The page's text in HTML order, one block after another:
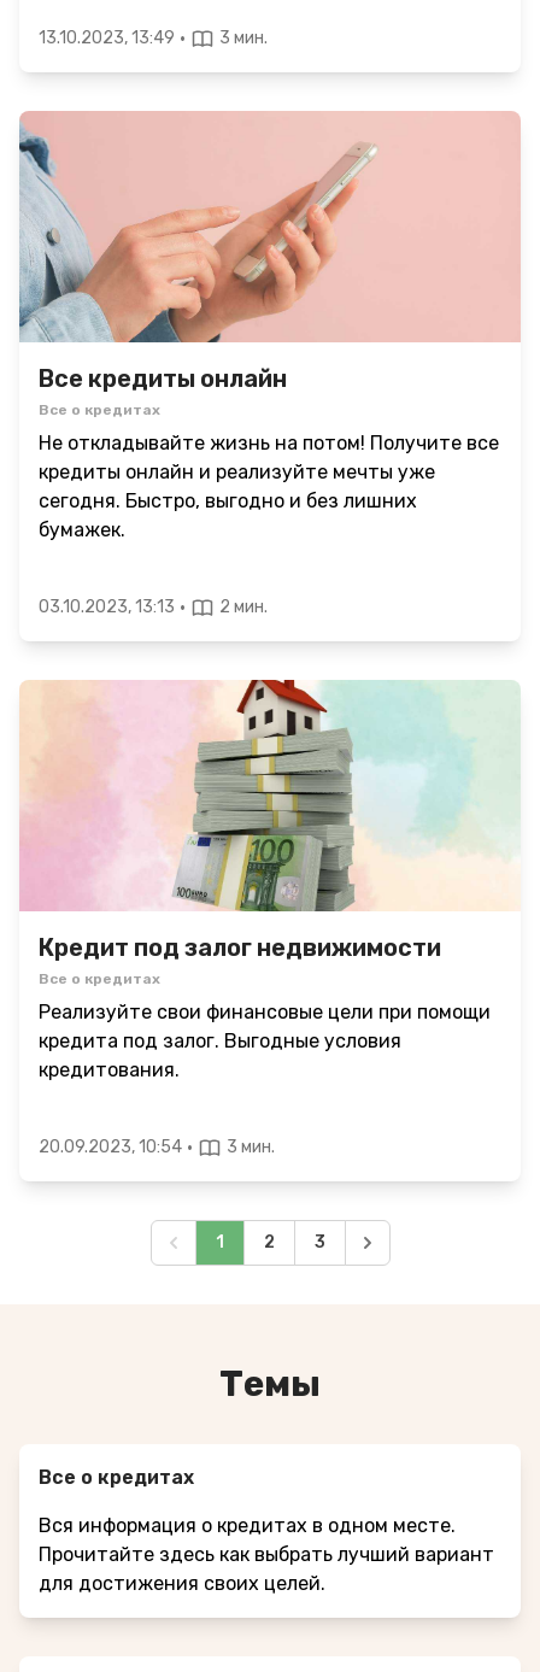
13.10.2023, 13:49 · 3 мин.
Все кредиты онлайн
Все о кредитах
Не откладывайте жизнь на потом! Получите все
кредиты онлайн и реализуйте мечты уже
сегодня. Быстро, выгодно и без лишних
бумажек.
03.10.2023, 13:13 · 2 мин.
Кредит под залог недвижимости
Все о кредитах
Реализуйте свои финансовые цели при помощи
кредита под залог. Выгодные условия
кредитования.
20.09.2023, 10:54 · 3 мин.
1 2 3
Темы
Все о кредитах
Вся информация о кредитах в одном месте.
Прочитайте здесь как выбрать лучший вариант
для достижения своих целей.